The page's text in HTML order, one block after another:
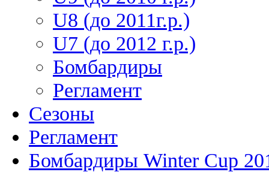
U8 (до 2011г.р.)
U7 (до 2012 г.р.)
Бомбардиры
Регламент
Сезоны
Регламент
Бомбардиры Winter Cup